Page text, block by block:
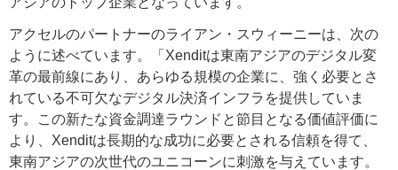
アクセルのパートナーのライアン・スウィーニーは、次の
ように述べています。「Xenditは東南アジアのデジタル変
革の最前線にあり、あらゆる規模の企業に、強く必要とさ
れている不可欠なデジタル決済インフラを提供していま
す。この新たな資金調達ラウンドと節目となる価値評価に
より、Xenditは長期的な成功に必要とされる信頼を得て、
東南アジアの次世代のユニコーンに刺激を与えています。